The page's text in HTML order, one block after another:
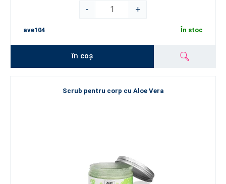
-
+
ave104 În stoc
în coș
Scrub pentru corp cu Aloe Vera